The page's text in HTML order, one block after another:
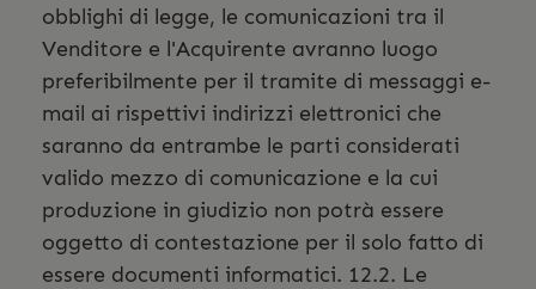
obblighi di legge, le comunicazioni tra il
Venditore e l'Acquirente avranno luogo
preferibilmente per il tramite di messaggi e-
mail ai rispettivi indirizzi elettronici che
saranno da entrambe le parti considerati
valido mezzo di comunicazione e la cui
produzione in giudizio non potrà essere
oggetto di contestazione per il solo fatto di
essere documenti informatici. 12.2. Le